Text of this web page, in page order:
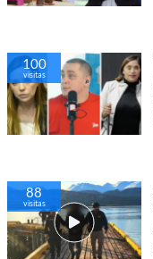
100
visitas
88
visitas